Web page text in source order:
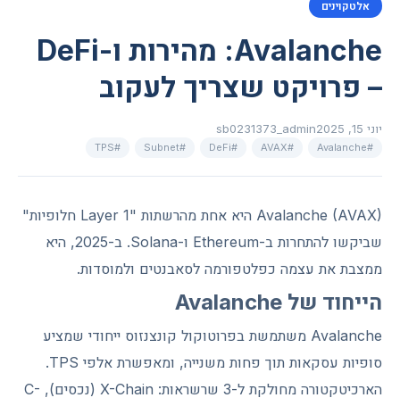
אלטקוינים
Avalanche: מהירות ו-DeFi
– פרויקט שצריך לעקוב
יוני 15, 2025 sb0231373_admin
#Avalanche
#AVAX
#DeFi
#Subnet
#TPS
Avalanche (AVAX) היא אחת מהרשתות "Layer 1 חלופיות"
שביקשו להתחרות ב-Ethereum ו-Solana. ב-2025, היא
ממצבת את עצמה כפלטפורמה לסאבנטים ולמוסדות.
הייחוד של Avalanche
Avalanche משתמשת בפרוטוקול קונצנזוס ייחודי שמציע
סופיות עסקאות תוך פחות משנייה, ומאפשרת אלפי TPS.
הארכיטקטורה מחולקת ל-3 שרשראות: X-Chain (נכסים), C-